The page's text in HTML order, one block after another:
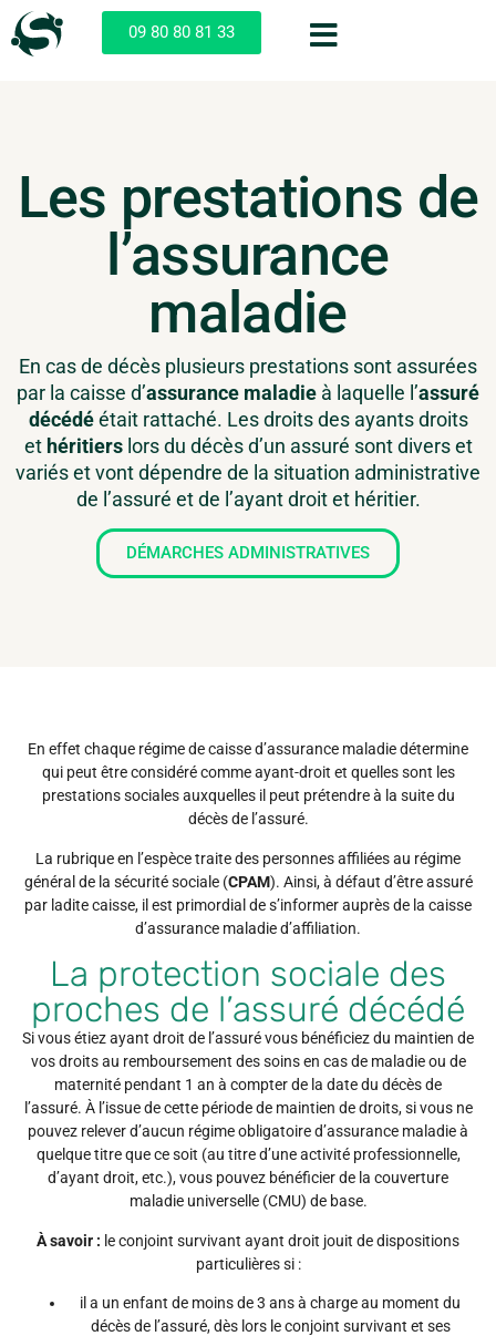
09 80 80 81 33
Les prestations de
l’assurance
maladie
En cas de décès plusieurs prestations sont assurées
par la caisse d’assurance maladie à laquelle l’assuré
décédéétait rattaché. Les droits des ayants droits
et héritiers lors du décès d’un assuré sont divers et
variés et vont dépendre de la situation administrative
de l’assuré et de l’ayant droit et héritier.
DÉMARCHES ADMINISTRATIVES
En effet chaque régime de caisse d’assurance maladie détermine
qui peut être considéré comme ayant-droit et quelles sont les
prestations sociales auxquelles il peut prétendre à la suite du
décès de l’assuré.
La rubrique en l’espèce traite des personnes affiliées au régime
général de la sécurité sociale (CPAM). Ainsi, à défaut d’être assuré
par ladite caisse, il est primordial de s’informer auprès de la caisse
d’assurance maladie d’affiliation.
La protection sociale des
proches de l’assuré décédé
Si vous étiez ayant droit de l’assuré vous bénéficiez du maintien de
vos droits au remboursement des soins en cas de maladie ou de
maternité pendant 1 an à compter de la date du décès de
l’assuré. À l’issue de cette période de maintien de droits, si vous ne
pouvez relever d’aucun régime obligatoire d’assurance maladie à
quelque titre que ce soit (au titre d’une activité professionnelle,
d’ayant droit, etc.), vous pouvez bénéficier de la couverture
maladie universelle (CMU) de base.
À savoir : le conjoint survivant ayant droit jouit de dispositions
particulières si :
il a un enfant de moins de 3 ans à charge au moment du
décès de l’assuré, dès lors le conjoint survivant et ses